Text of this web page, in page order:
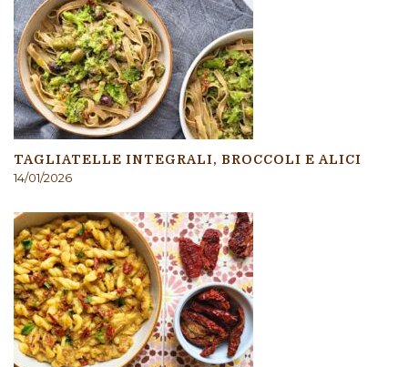
TAGLIATELLE INTEGRALI, BROCCOLI E ALICI
14/01/2026